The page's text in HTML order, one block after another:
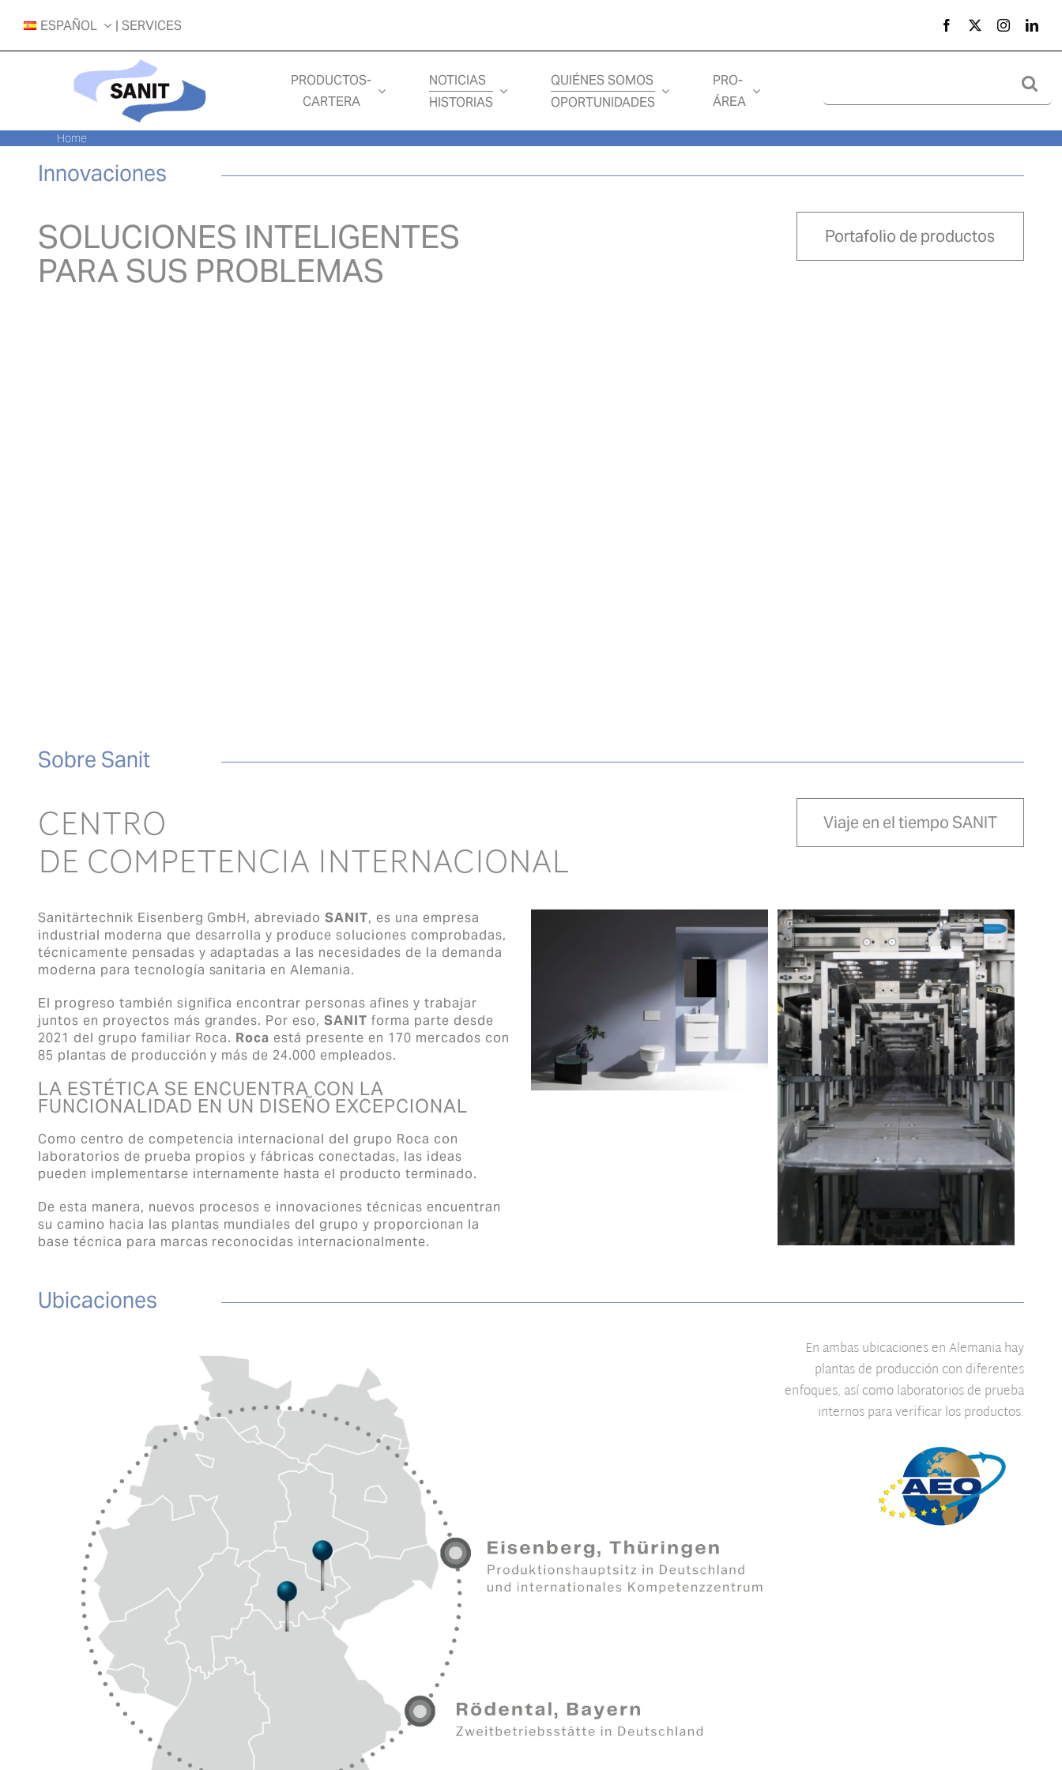
content
ESPAÑOL | SERVICES
PRODUCTOS-
CARTERA
NOTICIAS
HISTORIAS
QUIÉNES SOMOS
OPORTUNIDADES
PRO-
ÁREA
Home
Innovaciones
SOLUCIONES INTELIGENTES
PARA SUS PROBLEMAS
Portafolio de productos
Sobre Sanit
CENTRO
DE COMPETENCIA INTERNACIONAL
Viaje en el tiempo SANIT
Sanitärtechnik Eisenberg GmbH, abreviadoSANIT, es una empresa
industrial moderna que desarrolla y produce soluciones comprobadas,
técnicamente pensadas y adaptadas a las necesidades de la demanda
moderna para tecnología sanitaria en Alemania.
El progreso también significa encontrar personas afines y trabajar
juntos en proyectos más grandes. Por eso,SANIT forma parte desde
2021 del grupo familiar Roca. Roca está presente en 170 mercados con
85 plantas de producción y más de 24.000 empleados.
LA ESTÉTICA SE ENCUENTRA CON LA
FUNCIONALIDAD EN UN DISEÑO EXCEPCIONAL
Como centro de competencia internacional del grupo Roca con
laboratorios de prueba propios y fábricas conectadas, las ideas
pueden implementarse internamente hasta el producto terminado.
De esta manera, nuevos procesos e innovaciones técnicas encuentran
su camino hacia las plantas mundiales del grupo y proporcionan la
base técnica para marcas reconocidas internacionalmente.
Ubicaciones
En ambas ubicaciones en Alemania hay
plantas de producción con diferentes
enfoques, así como laboratorios de prueba
internos para verificar los productos.